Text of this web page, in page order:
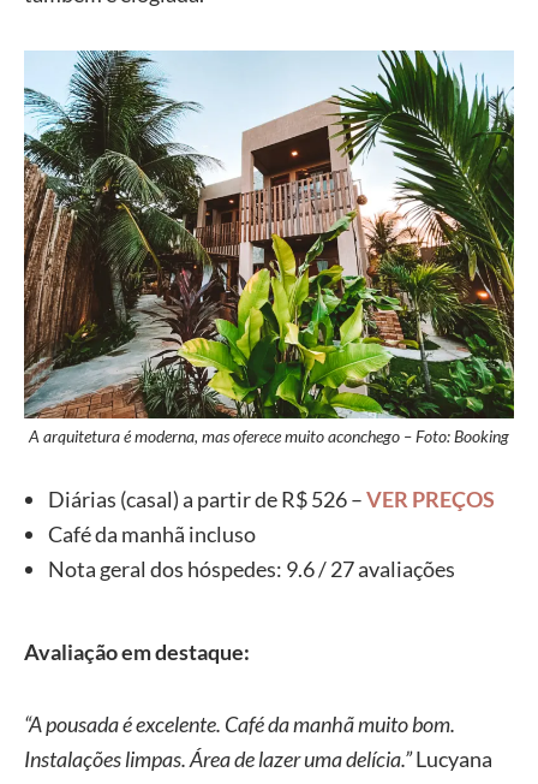
A arquitetura é moderna, mas oferece muito aconchego – Foto: Booking
Diárias (casal) a partir de R$ 526 –VER PREÇOS
Café da manhã incluso
Nota geral dos hóspedes: 9.6 / 27 avaliações
Avaliação em destaque:
“A pousada é excelente. Café da manhã muito bom.
Instalações limpas. Área de lazer uma delícia.”Lucyana